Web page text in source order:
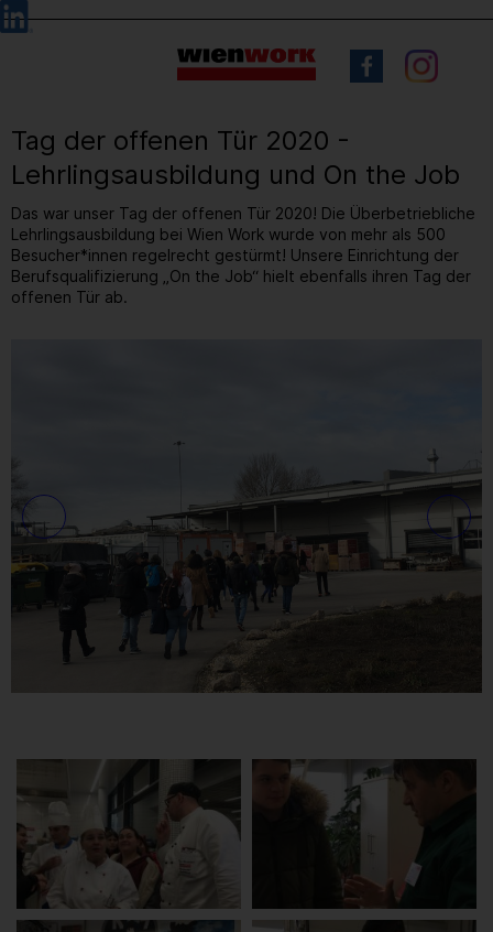
Barrierefreie
Bedienung
Sprachauswahl
Tag der offenen Tür 2020 -
Lehrlingsausbildung und On the Job
Das war unser Tag der offenen Tür 2020! Die Überbetriebliche
Lehrlingsausbildung bei Wien Work wurde von mehr als 500
Besucher*innen regelrecht gestürmt! Unsere Einrichtung der
Berufsqualifizierung „On the Job“ hielt ebenfalls ihren Tag der
offenen Tür ab.